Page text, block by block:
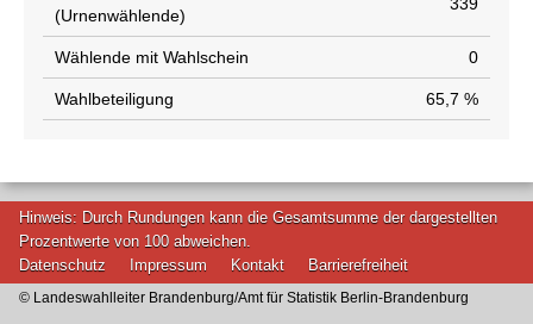
(Urnenwählende)
Wählende mit Wahlschein 0
Wahlbeteiligung 65,7 %
Hinweis: Durch Rundungen kann die Gesamtsumme der dargestellten
Prozentwerte von 100 abweichen.
Datenschutz
Impressum Kontakt Barrierefreiheit
© Landeswahlleiter Brandenburg/Amt für Statistik Berlin-Brandenburg